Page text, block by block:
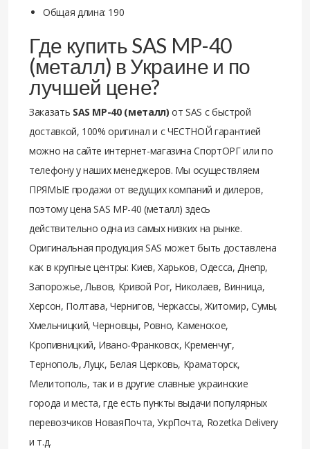
Общая длина: 190
Где купить SAS MP-40
(металл) в Украине и по
лучшей цене?
Заказать SAS MP-40 (металл) от SAS с быстрой
доставкой, 100% оригинал и с ЧЕСТНОЙ гарантией
можно на сайте интернет-магазина СпортОРГ или по
телефону у наших менеджеров. Мы осуществляем
ПРЯМЫЕ продажи от ведущих компаний и дилеров,
поэтому цена SAS MP-40 (металл) здесь
действительно одна из самых низких на рынке.
Оригинальная продукция SAS может быть доставлена
как в крупные центры: Киев, Харьков, Одесса, Днепр,
Запорожье, Львов, Кривой Рог, Николаев, Винница,
Херсон, Полтава, Чернигов, Черкассы, Житомир, Сумы,
Хмельницкий, Черновцы, Ровно, Каменское,
Кропивницкий, Ивано-Франковск, Кременчуг,
Тернополь, Луцк, Белая Церковь, Краматорск,
Мелитополь, так и в другие славные украинские
города и места, где есть пункты выдачи популярных
перевозчиков НоваяПочта, УкрПочта, Rozetka Delivery
и т.д.